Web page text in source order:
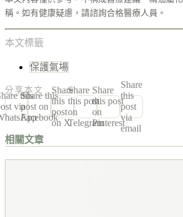
稱。如有健康疑慮，請諮詢合格醫療人員。
本文標籤
保護氣場
分享本文
this
via
Share this
post on
Facebook
Share
this
post
on X
Share
this post
on
Telegram
Share
this post
on
Pinterest
Share
this
post
via
email
相關文章